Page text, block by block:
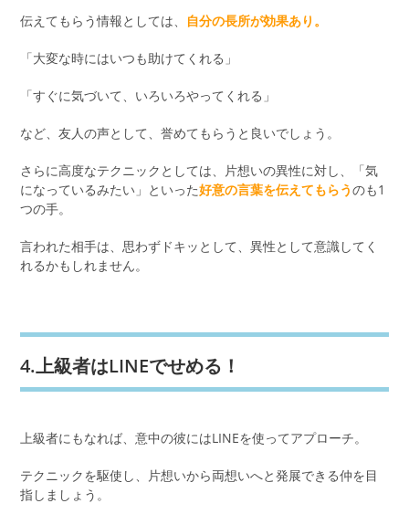
伝えてもらう情報としては、 自分の長所が効果あり。
「大変な時にはいつも助けてくれる」
「すぐに気づいて、いろいろやってくれる」
など、友人の声として、誉めてもらうと良いでしょう。
さらに高度なテクニックとしては、片想いの異性に対し、「気
になっているみたい」といった好意の言葉を伝えてもらうのも1
つの手。
言われた相手は、思わずドキッとして、異性として意識してく
れるかもしれません。
4.上級者はLINEでせめる！
上級者にもなれば、意中の彼にはLINEを使ってアプローチ。
テクニックを駆使し、片想いから両想いへと発展できる仲を目
指しましょう。